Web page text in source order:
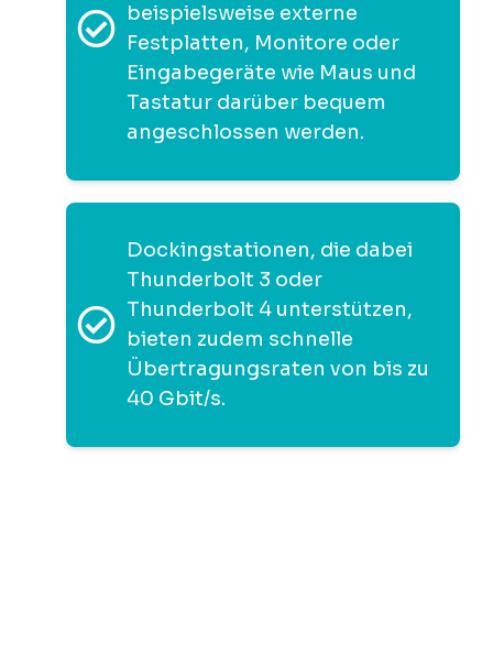
beispielsweise externe
Festplatten, Monitore oder
Eingabegeräte wie Maus und
Tastatur darüber bequem
angeschlossen werden.
Dockingstationen, die dabei
Thunderbolt 3 oder
Thunderbolt 4 unterstützen,
bieten zudem schnelle
Übertragungsraten von bis zu
40 Gbit/s.